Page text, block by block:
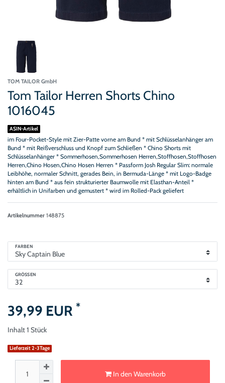
TOM TAILOR GmbH
Tom Tailor Herren Shorts Chino
1016045
ASIN-Artikel
im Four-Pocket-Style mit Zier-Patte vorne am Bund * mit Schlüsselanhänger am
Bund * mit Reißverschluss und Knopf zum Schließen * Chino Shorts mit
Schlüsselanhänger * Sommerhosen,Sommerhosen Herren,Stoffhosen,Stoffhosen
Herren,Chino Hosen,Chino Hosen Herren * Passform Josh Regular Slim: normale
Leibhöhe, normaler Schnitt, gerades Bein, in Bermuda-Länge * mit Logo-Badge
hinten am Bund * aus fein strukturierter Baumwolle mit Elasthan-Anteil *
erhältlich in Unifarben und gemustert * wird im Rolled-Pack geliefert
Artikelnummer 148875
FARBEN
GRÖSSEN
39,99 EUR *
Inhalt1 Stück
Lieferzeit 2-3Tage
In den Warenkorb